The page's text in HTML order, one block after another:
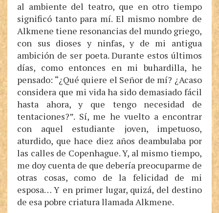
al ambiente del teatro, que en otro tiempo
significó tanto para mí. El mismo nombre de
Alkmene tiene resonancias del mundo griego,
con sus dioses y ninfas, y de mi antigua
ambición de ser poeta. Durante estos últimos
días, como entonces en mi buhardilla, he
pensado: “¿Qué quiere el Señor de mí? ¿Acaso
considera que mi vida ha sido demasiado fácil
hasta ahora, y que tengo necesidad de
tentaciones?”. Sí, me he vuelto a encontrar
con aquel estudiante joven, impetuoso,
aturdido, que hace diez años deambulaba por
las calles de Copenhague. Y, al mismo tiempo,
me doy cuenta de que debería preocuparme de
otras cosas, como de la felicidad de mi
esposa… Y en primer lugar, quizá, del destino
de esa pobre criatura llamada Alkmene.